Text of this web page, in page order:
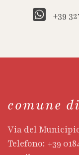
+39
comune
Via del
Telefono: +39